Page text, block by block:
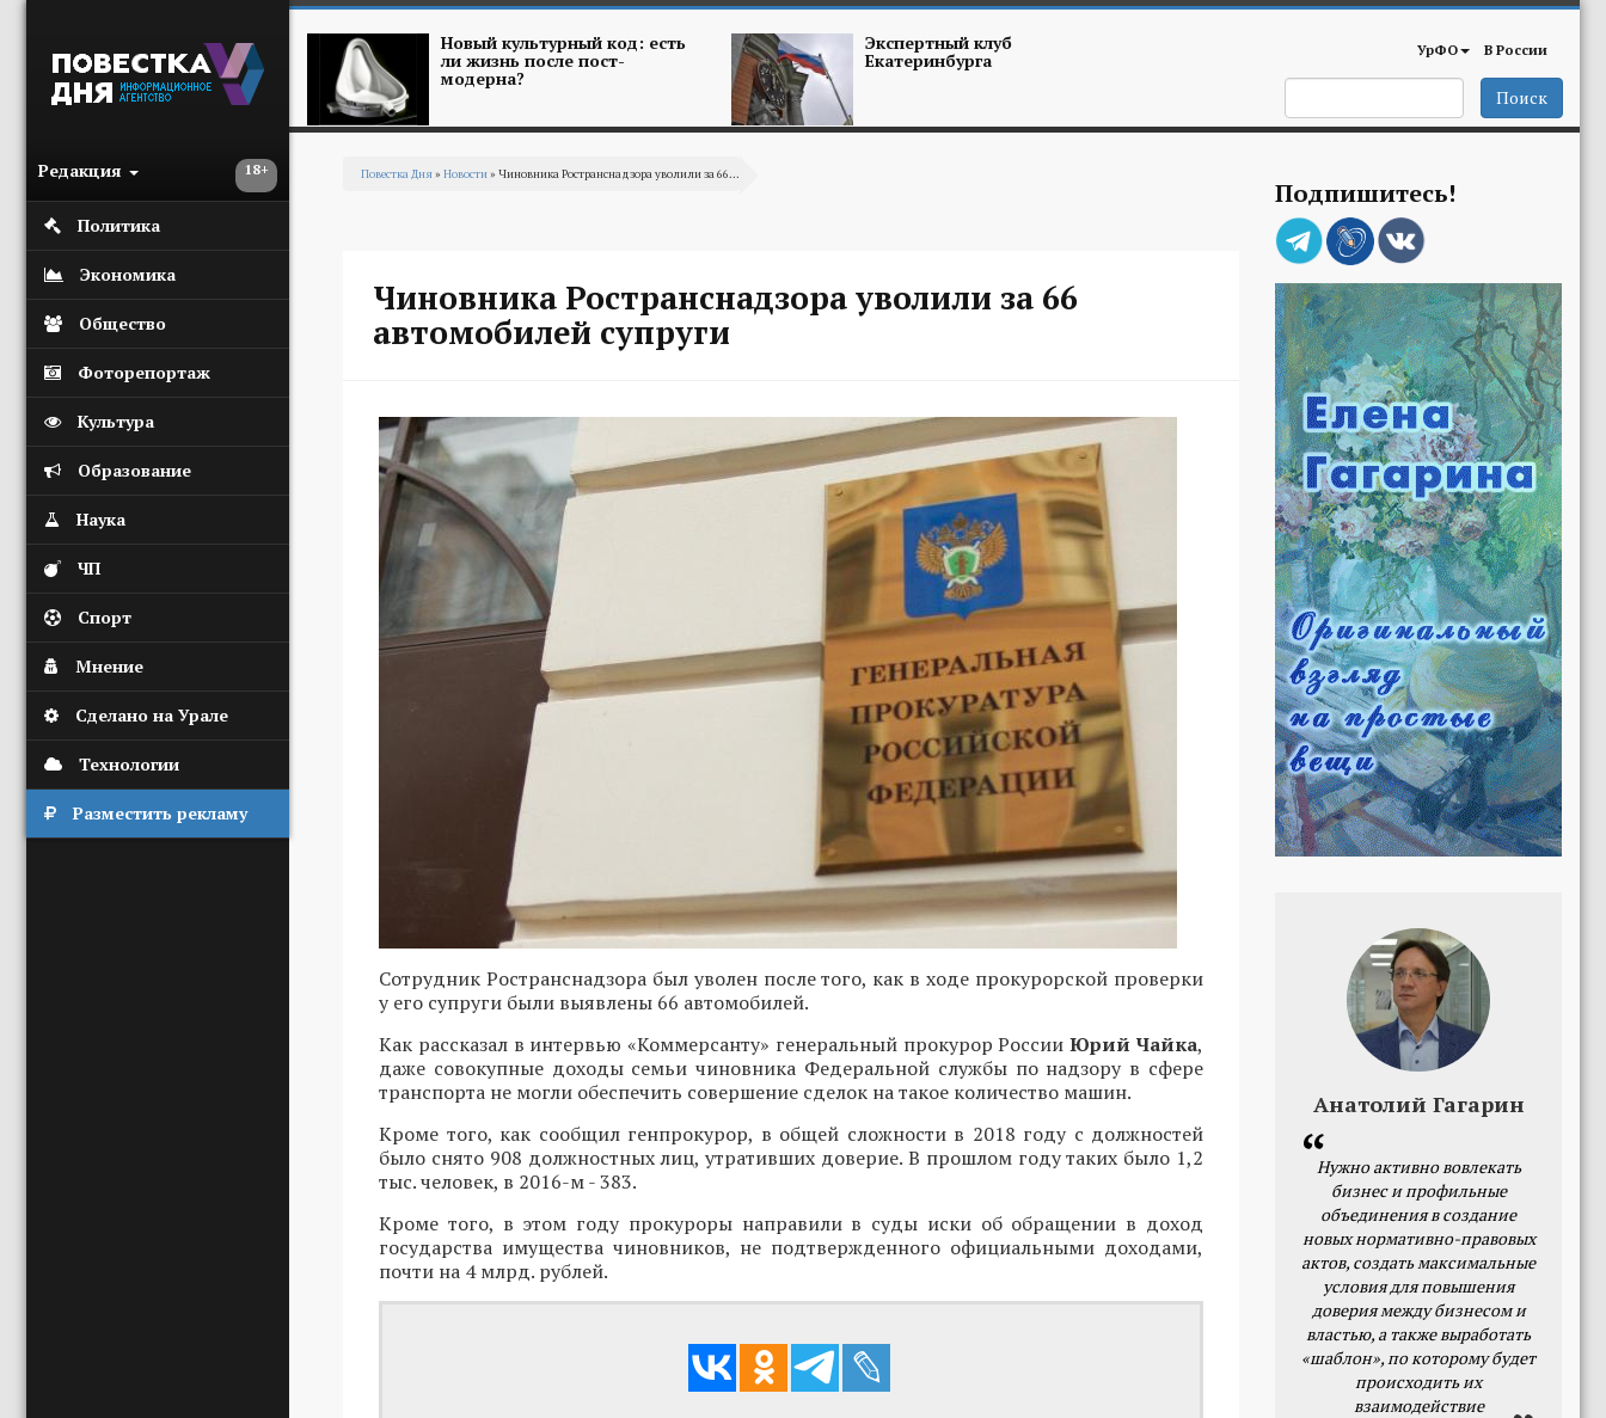
18+
Редакция
Политика
Экономика
Общество
Фоторепортаж
Культура
Образование
Наука
ЧП
Спорт
Мнение
Сделано на Урале
Технологии
Разместить рекламу
Новый культурный код: есть
ли жизнь после пост-
модерна?
Экспертный клуб
Екатеринбурга УрФО В России
Поиск
Повестка Дня» Новости» Чиновника Ространснадзора уволили за 66...
Чиновника Ространснадзора уволили за 66
автомобилей супруги
Сотрудник Ространснадзора был уволен после того, как в ходе прокурорской проверки
у его супруги были выявлены 66 автомобилей.
Как рассказал в интервью «Коммерсанту» генеральный прокурор РоссииЮрий Чайка,
даже совокупные доходы семьи чиновника Федеральной службы по надзору в сфере
транспорта не могли обеспечить совершение сделок на такое количество машин.
Кроме того, как сообщил генпрокурор, в общей сложности в 2018 году с должностей
было снято 908 должностных лиц, утративших доверие. В прошлом году таких было 1,2
тыс. человек, в 2016-м - 383.
Кроме того, в этом году прокуроры направили в суды иски об обращении в доход
государства имущества чиновников, не подтвержденного официальными доходами,
почти на 4 млрд. рублей.
Подпишитесь!
Анатолий Гагарин
Нужно активно вовлекать
бизнес и профильные
объединения в создание
новых нормативно-правовых
актов, создать максимальные
условия для повышения
доверия между бизнесом и
властью, а также выработать
«шаблон», по которому будет
происходить их
взаимодействие